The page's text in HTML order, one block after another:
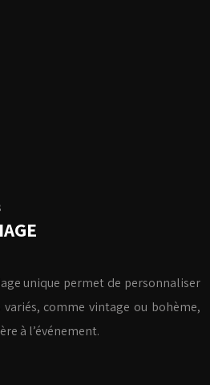
unique permet de personnaliser
comme vintage ou bohème,
à l’événement.